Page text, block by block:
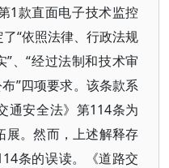
1款直面电子技术监控
“依照法律、行政法规
”、“经过法制和技术审
”四项要求。该条款系
通安全法》第114条为
展。然而，上述解释存
条的误读。《道路交